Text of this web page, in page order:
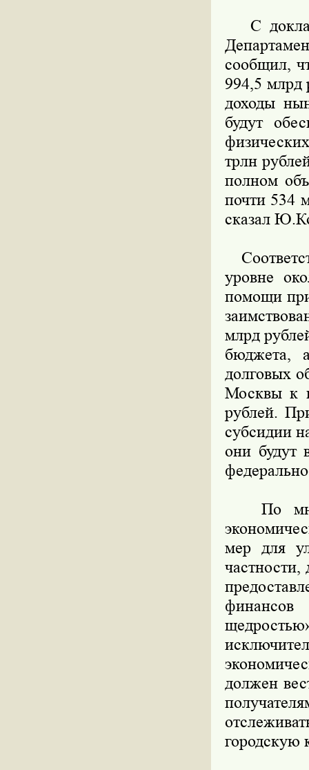
С
сообщил,
994,5 млрд
доходы
будут
трлн
полном
почти 534
сказал
уровне
помощи
млрд
бюджета,
долговых
Москвы к
рублей.
субсидии
они будут
По
мер для
должен
городскую